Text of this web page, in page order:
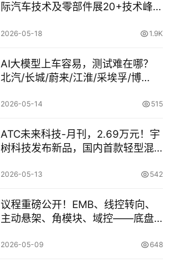
际汽车技术及零部件展20+技术峰会
2026-05-18 1.9K
AI大模型上车容易，测试难在哪？
北汽/长城/蔚来/江淮/采埃孚/博
2026-05-14 515
ATC未来科技-月刊，2.69万元！宇
树科技发布新品，国内首款轻型混
2026-05-13 542
议程重磅公开！EMB、线控转向、
主动悬架、角模块、域控——底盘
2026-05-09 648